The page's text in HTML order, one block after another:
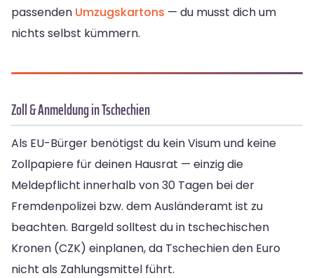
passenden Umzugskartons — du musst dich um
nichts selbst kümmern.
Zoll & Anmeldung in Tschechien
Als EU-Bürger benötigst du kein Visum und keine
Zollpapiere für deinen Hausrat — einzig die
Meldepflicht innerhalb von 30 Tagen bei der
Fremdenpolizei bzw. dem Ausländeramt ist zu
beachten. Bargeld solltest du in tschechischen
Kronen (CZK) einplanen, da Tschechien den Euro
nicht als Zahlungsmittel führt.